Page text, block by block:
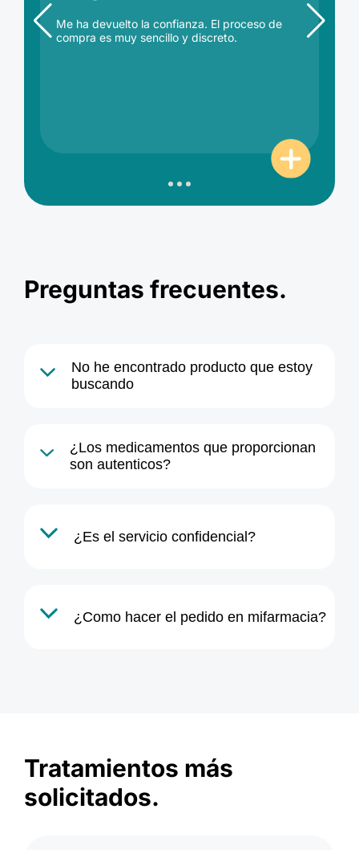
Me ha devuelto la confianza. El proceso de
compra es muy sencillo y discreto.
Preguntas frecuentes.
No he encontrado producto que estoy
buscando
el formulario de pedidos
¿Los medicamentos que proporcionan
son autenticos?
¿Es el servicio confidencial?
¿Como hacer el pedido en mifarmacia?
Tratamientos más
solicitados.